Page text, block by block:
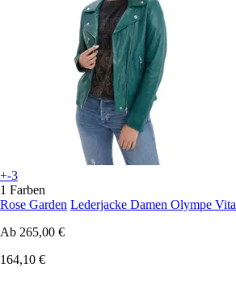
+-3
1 Farben
Rose Garden Lederjacke Damen Olympe Vita
Ab 265,00 €
164,10 €